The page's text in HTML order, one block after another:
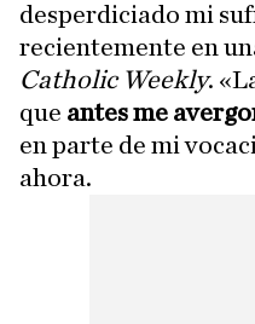
desperdiciado mi
recientemente en
Catholic Weekly.
que antes me
en parte de mi
ahora.